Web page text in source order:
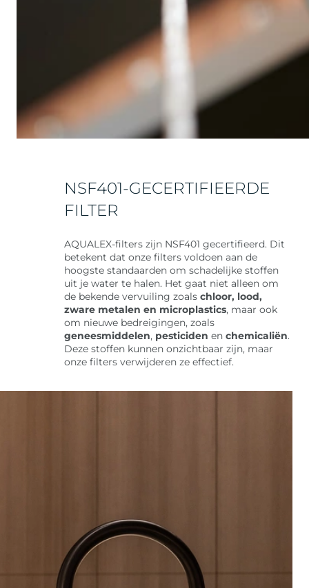
NSF401-GECERTIFIEERDE
FILTER
AQUALEX-filters zijn NSF401 gecertifieerd. Dit
betekent dat onze filters voldoen aan de
hoogste standaarden om schadelijke stoffen
uit je water te halen. Het gaat niet alleen om
de bekende vervuiling zoalschloor, lood,
zware metalen en microplastics, maar ook
om nieuwe bedreigingen, zoals
geneesmiddelen, pesticidenenchemicaliën.
Deze stoffen kunnen onzichtbaar zijn, maar
onze filters verwijderen ze effectief.